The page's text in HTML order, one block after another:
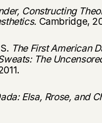
Constructing
Cambridge,
The First American
The
Elsa, Rrose, and